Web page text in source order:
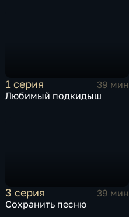
1 серия
39 мин
Любимый подкидыш
3 серия
39 мин
Сохранить песню